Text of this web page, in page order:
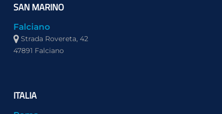
SAN MARINO
Falciano
Strada Rovereta, 42
47891 Falciano
ITALIA